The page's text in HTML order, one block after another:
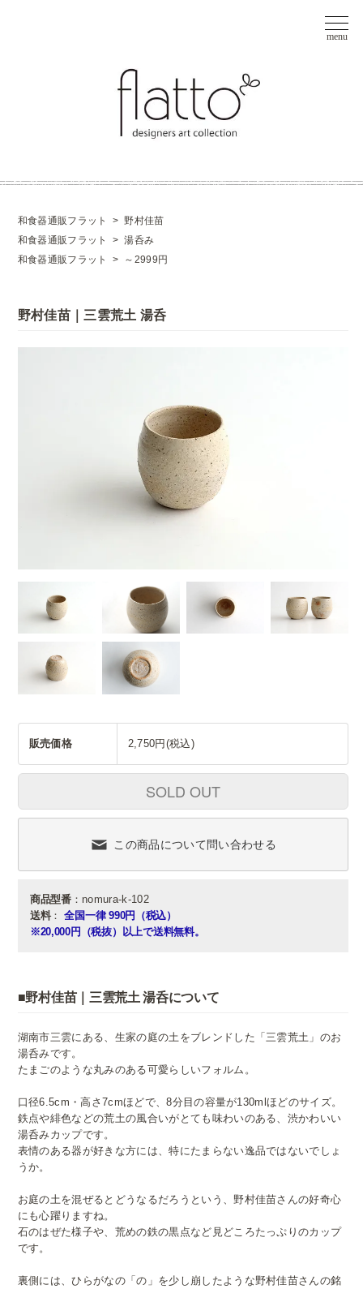
和食器通販フラット >野村佳苗
和食器通販フラット
>湯呑み
和食器通販フラット
> ～2999円
野村佳苗｜三雲荒土 湯呑
販売価格 2,750円(税込)
SOLD OUT
この商品について問い合わせる
商品型番：nomura-k-102
送料： 全国一律 990円（税込）
※20,000円（税抜）以上で送料無料。
■野村佳苗｜三雲荒土 湯呑について
湖南市三雲にある、生家の庭の土をブレンドした「三雲荒土」のお
湯呑みです。
たまごのような丸みのある可愛らしいフォルム。
口径6.5cm・高さ7cmほどで、8分目の容量が130mlほどのサイズ。
鉄点や緋色などの荒土の風合いがとても味わいのある、渋かわいい
湯呑みカップです。
表情のある器が好きな方には、特にたまらない逸品ではないでしょ
うか。
お庭の土を混ぜるとどうなるだろうという、野村佳苗さんの好奇心
にも心躍りますね。
石のはぜた様子や、荒めの鉄の黒点など見どころたっぷりのカップ
です。
裏側には、ひらがなの「の」を少し崩したような野村佳苗さんの銘